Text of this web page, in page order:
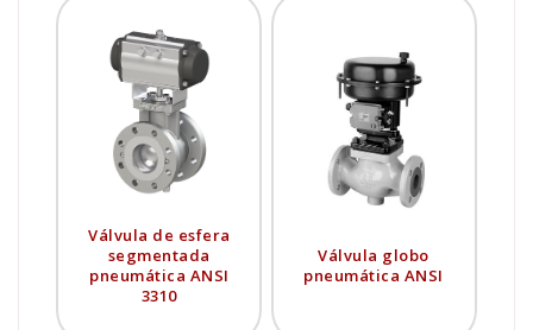
Válvula de esfera
segmentada
pneumática ANSI
3310
Válvula globo
pneumática ANSI